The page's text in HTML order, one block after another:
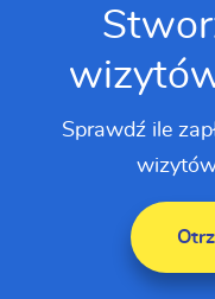
Sprawdź ile